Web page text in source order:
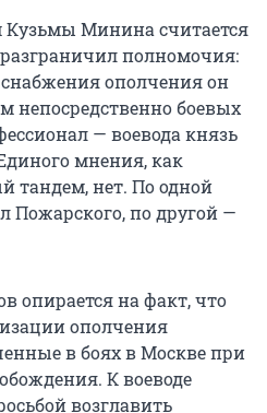
Минина считается
полномочия:
ополчения он
непосредственно боевых
— воевода князь
мнения, как
тандем, нет. По одной
Пожарского, по другой —
опирается на факт, что
ополчения
в боях в Москве при
К воеводе
возглавить